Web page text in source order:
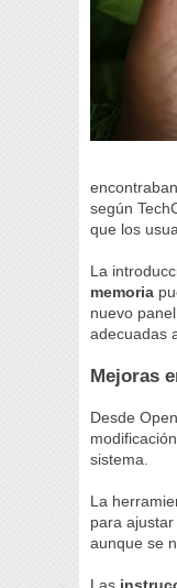
según
que los
La
memoria
nuevo
adecuadas
Mejoras
Desde
sistema.
La
para
aunque se